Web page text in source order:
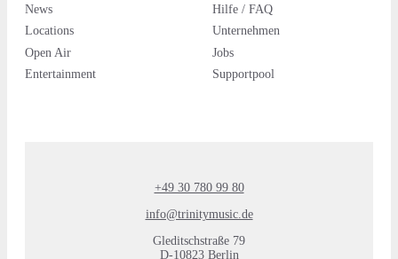
News
Locations
Open Air
Entertainment
Hilfe / FAQ
Unternehmen
Jobs
Supportpool
+49 30 780 99 80
info@trinitymusic.de
Gleditschstraße 79
D-10823 Berlin